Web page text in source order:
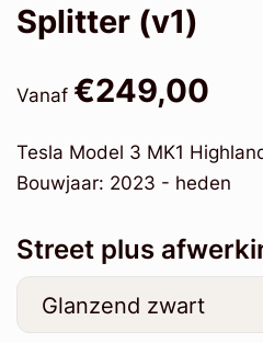
Splitter (v1)
Vanaf €249,00
Tesla Model 3 MK1
Bouwjaar: 2023 - heden
Street plus